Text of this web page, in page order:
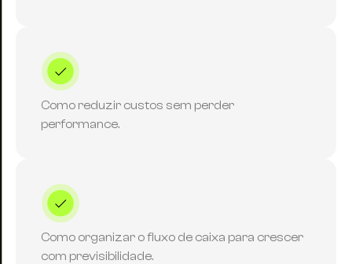
Como reduzir custos sem perder
performance.
Como organizar o fluxo de caixa para crescer
com previsibilidade.